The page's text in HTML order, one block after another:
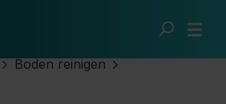
Boden reinigen